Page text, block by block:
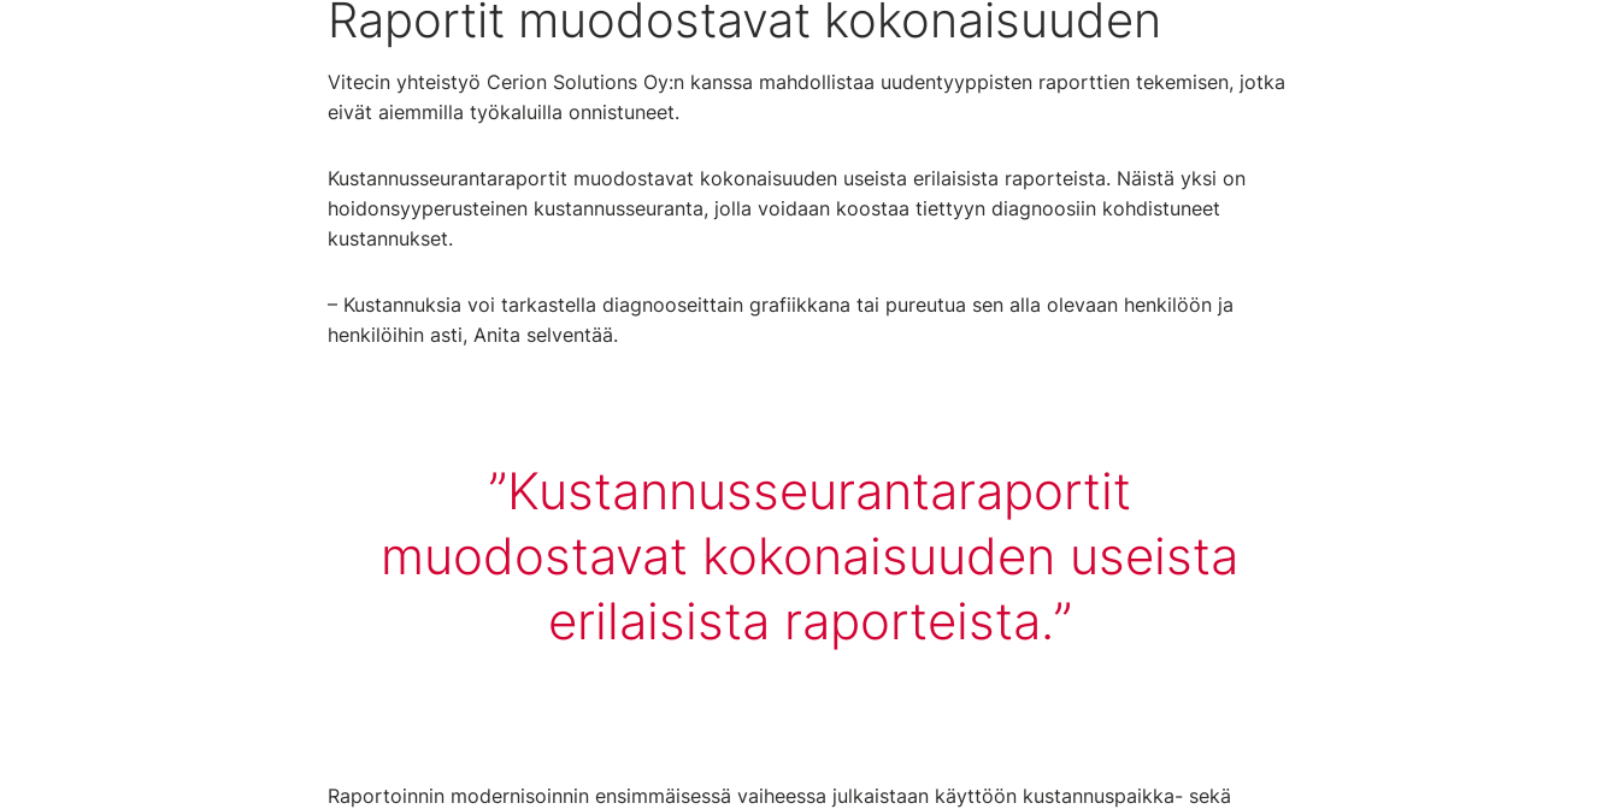
Raportit muodostavat kokonaisuuden
Vitecin yhteistyö Cerion Solutions Oy:n kanssa mahdollistaa uudentyyppisten raporttien tekemisen, jotka
eivät aiemmilla työkaluilla onnistuneet.
Kustannusseurantaraportit muodostavat kokonaisuuden useista erilaisista raporteista. Näistä yksi on
hoidonsyyperusteinen kustannusseuranta, jolla voidaan koostaa tiettyyn diagnoosiin kohdistuneet
kustannukset.
– Kustannuksia voi tarkastella diagnooseittain grafiikkana tai pureutua sen alla olevaan henkilöön ja
henkilöihin asti, Anita selventää.
Kustannusseurantaraportit
muodostavat kokonaisuuden useista
erilaisista raporteista.
Raportoinnin modernisoinnin ensimmäisessä vaiheessa julkaistaan käyttöön kustannuspaikka- sekä